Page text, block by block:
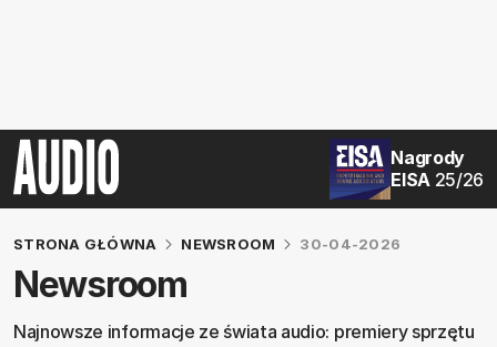
Nagrody
EISA 25/26
STRONA GŁÓWNA NEWSROOM 30-04-2026
Newsroom
Najnowsze informacje ze świata audio: premiery sprzętu